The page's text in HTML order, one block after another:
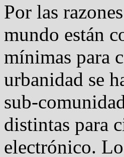
Por las
mundo están
mínimas para
urbanidad se
sub-
distintas para
electrónico.